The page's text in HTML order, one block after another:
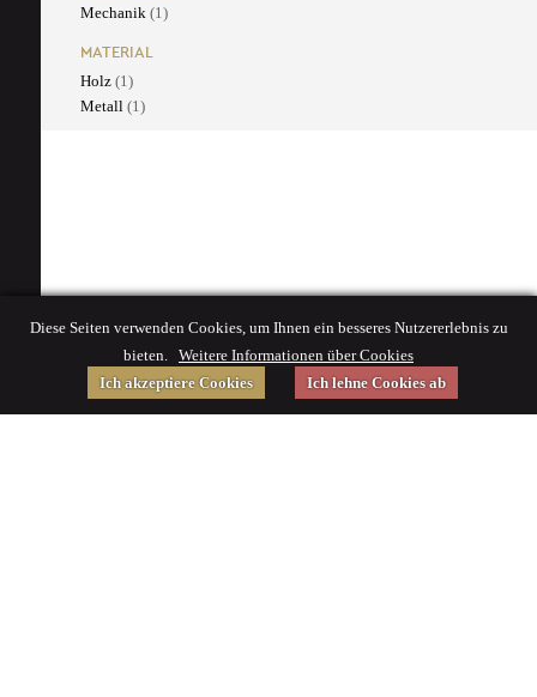
Mechanik (1)
MATERIAL
Holz (1)
Metall (1)
Diese Seiten verwenden Cookies, um Ihnen ein besseres Nutzererlebnis zu
bieten. Weitere Informationen über Cookies
Ich akzeptiere Cookies
Ich lehne Cookies ab